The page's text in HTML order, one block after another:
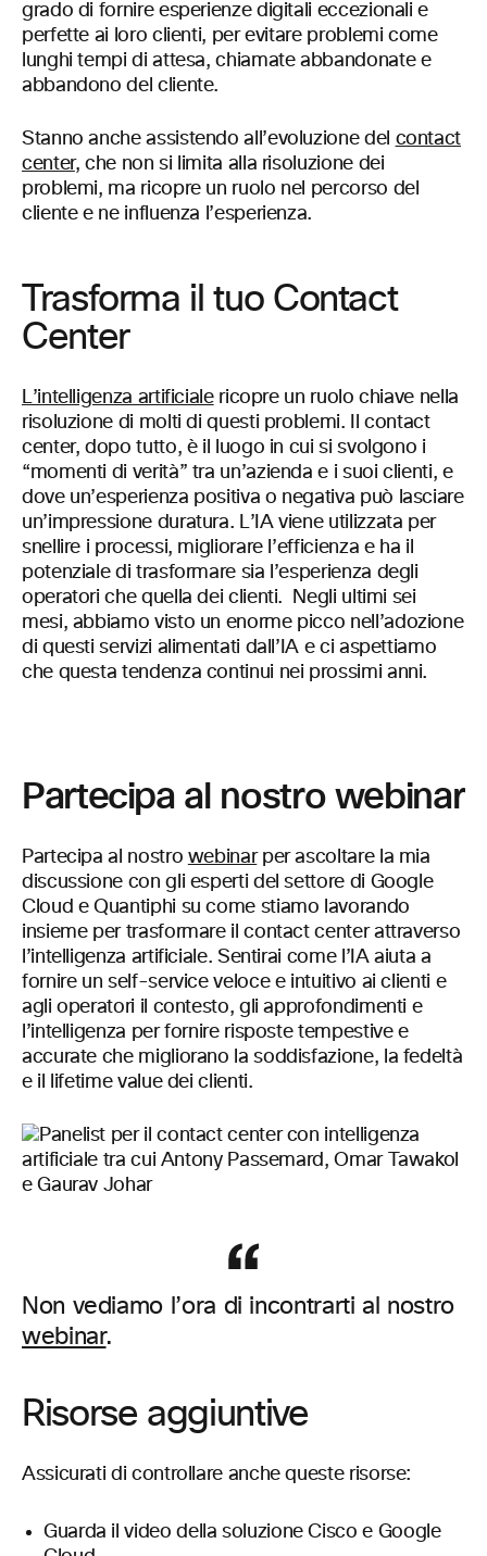
grado di fornire esperienze digitali eccezionali e
perfette ai loro clienti, per evitare problemi come
lunghi tempi di attesa, chiamate abbandonate e
abbandono del cliente.
Stanno anche assistendo all’evoluzione del contact
center, che non si limita alla risoluzione dei
problemi, ma ricopre un ruolo nel percorso del
cliente e ne influenza l’esperienza.
Trasforma il tuo Contact
Center
L’intelligenza artificialericopre un ruolo chiave nella
risoluzione di molti di questi problemi. Il contact
center, dopo tutto, è il luogo in cui si svolgono i
“momenti di verità” tra un’azienda e i suoi clienti, e
dove un’esperienza positiva o negativa può lasciare
un’impressione duratura. L’IA viene utilizzata per
snellire i processi, migliorare l’efficienza e ha il
potenziale di trasformare sia l’esperienza degli
operatori che quella dei clienti. Negli ultimi sei
mesi, abbiamo visto un enorme picco nell’adozione
di questi servizi alimentati dall’IA e ci aspettiamo
che questa tendenza continui nei prossimi anni.
Partecipa al nostro webinar
Partecipa al nostro webinarper ascoltare la mia
discussione con gli esperti del settore di Google
Cloud e Quantiphi su come stiamo lavorando
insieme per trasformare il contact center attraverso
l’intelligenza artificiale. Sentirai come l’IA aiuta a
fornire un self-service veloce e intuitivo ai clienti e
agli operatori il contesto, gli approfondimenti e
l’intelligenza per fornire risposte tempestive e
accurate che migliorano la soddisfazione, la fedeltà
e il lifetime value dei clienti.
Non vediamo l’ora di incontrarti al nostro
webinar.
Risorse aggiuntive
Assicurati di controllare anche queste risorse:
Guarda il video della soluzione Cisco e Google